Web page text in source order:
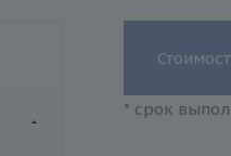
* срок